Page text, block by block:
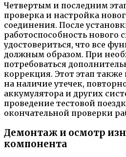
Четвертым и последним
проверка и настройка
соединения. После
работоспособность нового
удостовериться, что все
должным образом. При
потребоваться
коррекция. Этот этап
на наличие утечек,
аккумулятора и других
проведение тестовой
окончательной проверки
Демонтаж и осмотр
компонента